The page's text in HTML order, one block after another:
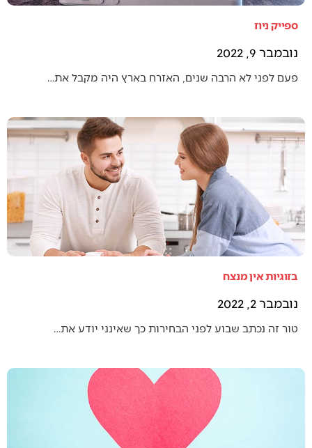
ספייק ניוז
נובמבר 9, 2022
פעם לפני לא הרבה שנים, האזרח בארץ היה מקבל את…
בזוגיות אין מנצח
נובמבר 2, 2022
טור זה נכתב שבוע לפני הבחירות כך שאינני יודע את…